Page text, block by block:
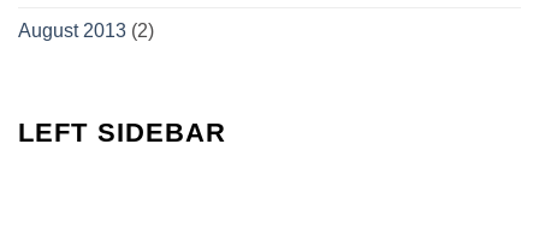
LEFT SIDEBAR
August 2013 (2)